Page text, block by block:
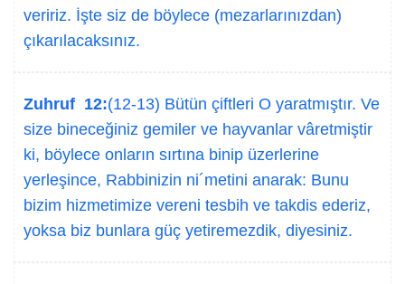
veririz. İşte siz de böylece (mezarlarınızdan)
çıkarılacaksınız.
Zuhruf 12:(12-13) Bütün çiftleri O yaratmıştır. Ve
size bineceğiniz gemiler ve hayvanlar vâretmiştir
ki, böylece onların sırtına binip üzerlerine
yerleşince, Rabbinizin ni´metini anarak: Bunu
bizim hizmetimize vereni tesbih ve takdis ederiz,
yoksa biz bunlara güç yetiremezdik, diyesiniz.